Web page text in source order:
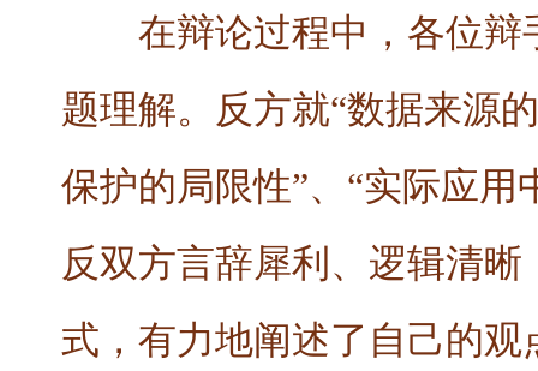
在辩论过程中，各位
题理解。反方就“数据来源
保护的局限性”、“实际应
反双方言辞犀利、逻辑清
式，有力地阐述了自己的